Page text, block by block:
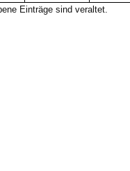
Einträge sind veraltet.